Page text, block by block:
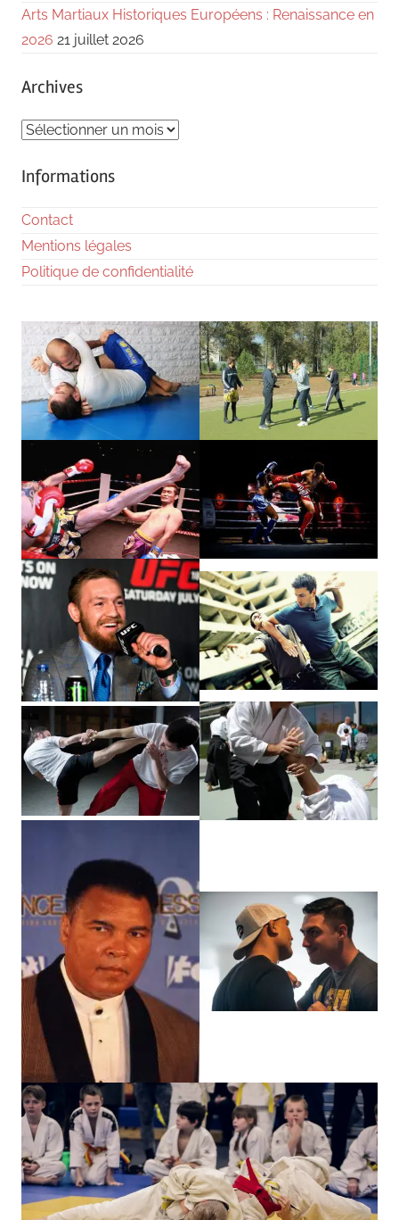
Arts Martiaux Historiques Européens : Renaissance en
2026 21 juillet 2026
Archives
Archives
Informations
Contact
Mentions légales
Politique de confidentialité